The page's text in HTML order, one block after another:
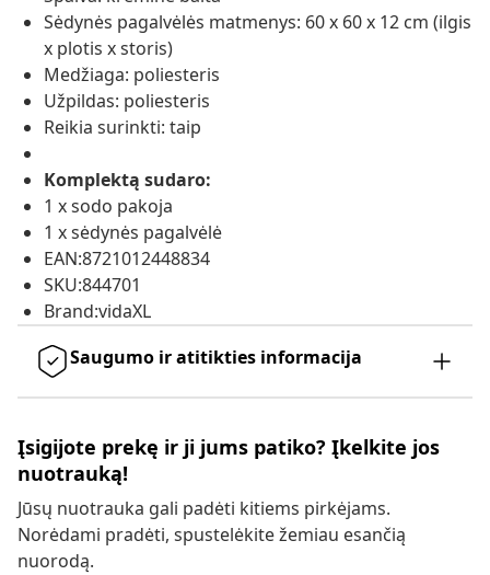
Sėdynės pagalvėlės matmenys: 60 x 60 x 12 cm (ilgis
x plotis x storis)
Medžiaga: poliesteris
Užpildas: poliesteris
Reikia surinkti: taip
Komplektą sudaro:
1 x sodo pakoja
1 x sėdynės pagalvėlė
EAN:8721012448834
SKU:844701
Brand:vidaXL
Saugumo ir atitikties informacija
Įsigijote prekę ir ji jums patiko? Įkelkite jos
nuotrauką!
Jūsų nuotrauka gali padėti kitiems pirkėjams.
Norėdami pradėti, spustelėkite žemiau esančią
nuorodą.